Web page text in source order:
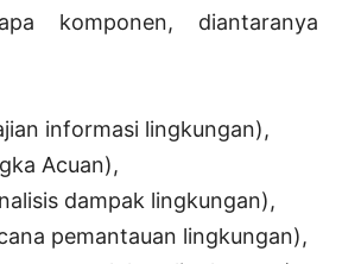
komponen, diantaranya
informasi lingkungan),
Acuan),
dampak lingkungan),
pemantauan lingkungan),